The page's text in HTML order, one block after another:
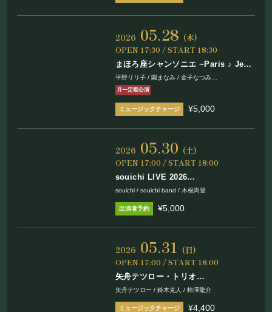
2026 05.28 (木)
OPEN 17:30 / START 18:30
まほろ座シャンソニエ ~Paris ♪ Je
t’aime~ vol.122
平野リリ子 / 園まなみ / 金子なつみ
児玉正浩 / のりりん
月一定期公演
¥5,000
2026 05.30 (土)
OPEN 17:00 / START 18:00
souichi LIVE 2026
COCORO NOTO＋WORLD CUP＋
souichi / souichi band / 木根尚登
¥5,000
2026 05.31 (日)
OPEN 17:00 / START 18:00
矢舟テツロー・トリオ
ワンマンライブ
矢舟テツロー / 鈴木克人 / 柿澤龍介
¥4,400